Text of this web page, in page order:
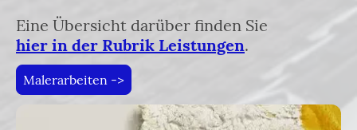
Eine Übersicht darüber finden Sie
hier in der Rubrik Leistungen.
Malerarbeiten ->